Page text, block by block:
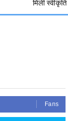
Followers
Followers